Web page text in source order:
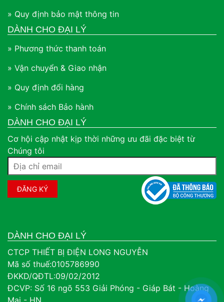
» Quy định bảo mật thông tin
DÀNH CHO ĐẠI LÝ
» Phương thức thanh toán
» Vận chuyển & Giao nhận
» Quy định đổi hàng
» Chính sách Bảo hành
DÀNH CHO ĐẠI LÝ
Cơ hội cập nhật kịp thời những ưu đãi đặc biệt từ
Chúng tôi
DÀNH CHO ĐẠI LÝ
CTCP THIẾT BỊ ĐIỆN LONG NGUYỄN
Mã số thuế:0105786990
ĐKKD/QĐTL:09/02/2012
ĐCVP: Số 16 ngõ 553 Giải Phóng - Giáp Bát - Hoàng
Mai - HN